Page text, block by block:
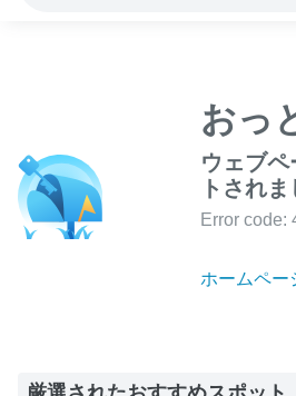
おっ
ウェブ
トされ
Error code:
ホームペー